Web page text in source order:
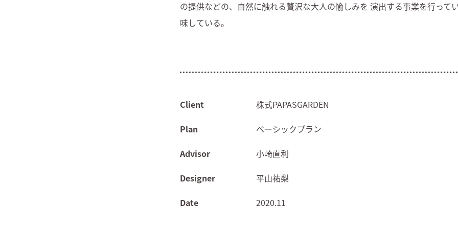
の提供などの、自然に触れる贅沢な大人の愉しみを 演出する事業を行って
味している。
Client
株式PAPASGARDEN
Plan
ベーシックプラン
Advisor
小崎直利
Designer
平山祐梨
Date
2020.11